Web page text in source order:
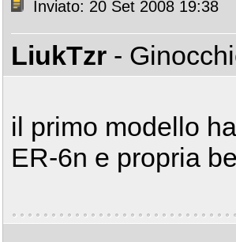
Inviato: 20 Set 2008 19:38
LiukTzr -
il primo modello
ER-6n e propria